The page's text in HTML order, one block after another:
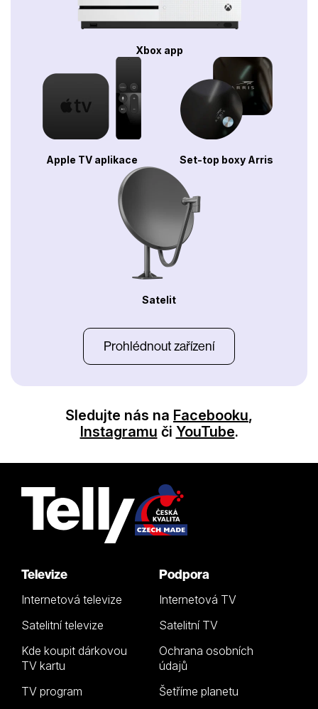
Xbox app
Apple TV aplikace Set-top boxy Arris
Satelit
Prohlédnout zařízení
Sledujte nás na Facebooku,
Instagramu či YouTube.
Televize
Internetová televize
Satelitní televize
Kde koupit dárkovou
TV kartu
TV program
Podpora
Internetová TV
Satelitní TV
Ochrana osobních
údajů
Šetříme planetu